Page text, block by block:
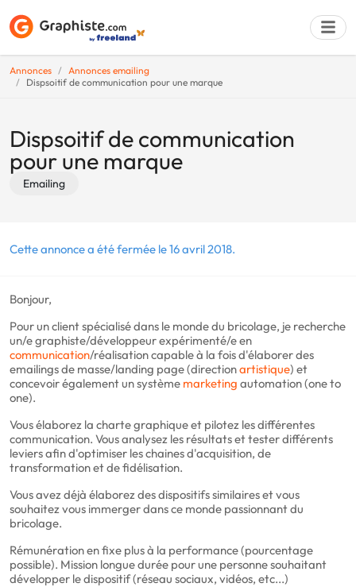
Annonces
Annonces emailing
Dispsoitif de communication pour une marque
Dispsoitif de communication
pour une marque
Emailing
Cette annonce a été fermée le 16 avril 2018.
Bonjour,
Pour un client spécialisé dans le monde du bricolage, je recherche
un/e graphiste/développeur expérimenté/e en
communication/réalisation capable à la fois d'élaborer des
emailings de masse/landing page (directionartistique) et
concevoir également un système marketing automation (one to
one).
Vous élaborez la charte graphique et pilotez les différentes
communication. Vous analysez les résultats et tester différents
leviers afin d'optimiser les chaines d'acquisition, de
transformation et de fidélisation.
Vous avez déjà élaborez des dispositifs similaires et vous
souhaitez vous immerger dans ce monde passionnant du
bricolage.
Rémunération en fixe plus à la performance (pourcentage
possible). Mission longue durée pour une personne souhaitant
développer le dispositif (réseau sociaux, vidéos, etc...)